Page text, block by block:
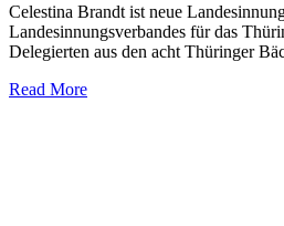
Celestina Brandt ist neue
Landesinnungsverbandes für das
Delegierten aus den acht Thüringer
Read More